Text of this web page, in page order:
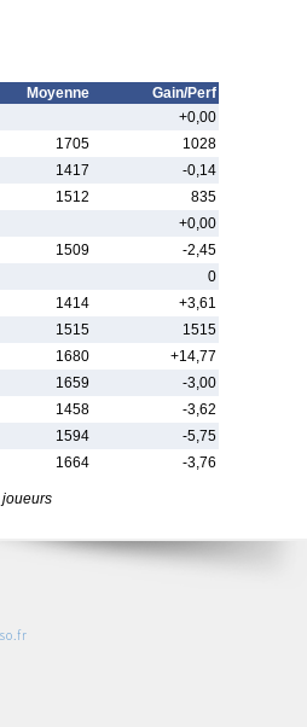
Moyenne
Gain/Perf
+0,00
1705
1028
1417
-0,14
1512
835
+0,00
1509
-2,45
0
1414
+3,61
1515
1515
1680
+14,77
1659
-3,00
1458
-3,62
1594
-5,75
1664 -3,76
joueurs